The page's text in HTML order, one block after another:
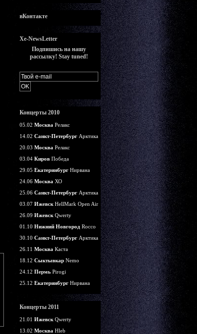
вКонтакте
Xe-NewsLetter
Подпишись на нашу
рассылку! Stay tuned!
Концерты 2010
05.02 Москва Релакс
14.02 Санкт-ПетербургАрктика
20.03 Москва Релакс
03.04 КировПобеда
29.05 ЕкатеринбургНирвана
24.06 Москва ХО
25.06 Санкт-ПетербургАрктика
03.07 ИжевскHellMark Open Air
26.09 ИжевскQwerty
01.10 Нижний НовгородRocco
30.10 Санкт-ПетербургАрктика
26.11 Москва Каста
18.12 СыктывкарNemo
24.12 ПермьPirogi
25.12 ЕкатеринбургНирвана
Концерты 2011
21.01 ИжевскQwerty
13.02 Москва Hleb